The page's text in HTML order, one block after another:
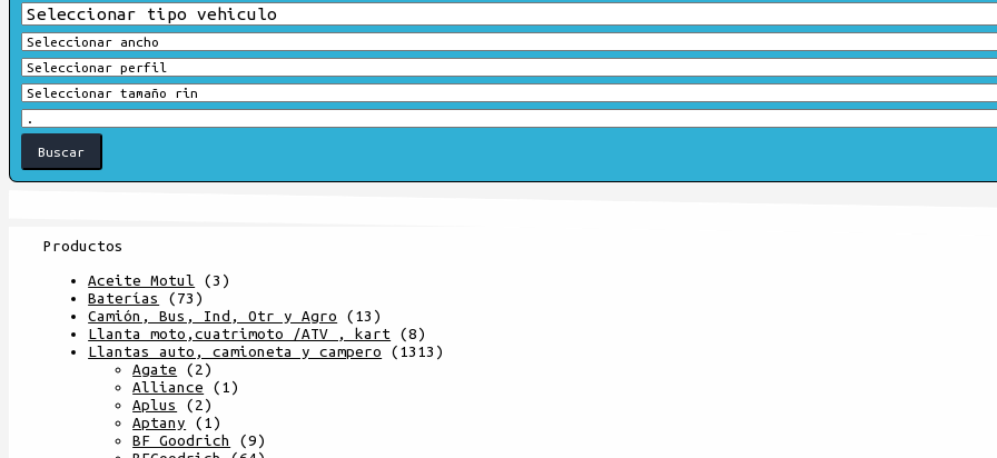
Productos
Aceite Motul
(3)
Baterías
(73)
Camión, Bus, Ind, Otr y Agro
(13)
Llanta moto,cuatrimoto /ATV , kart
(8)
Llantas auto, camioneta y campero
(1313)
Agate
(2)
Alliance
(1)
Aplus
(2)
Aptany
(1)
BF Goodrich
(9)